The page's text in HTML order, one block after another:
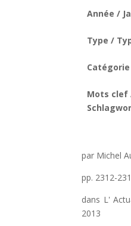
Année /
Type /
Mots clef
par Michel
pp. 2312-
dans L'
2013